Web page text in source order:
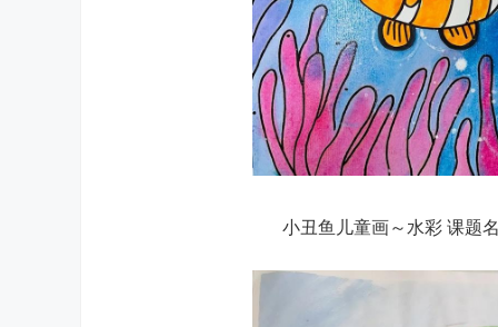
小丑鱼儿童画～水彩 课题